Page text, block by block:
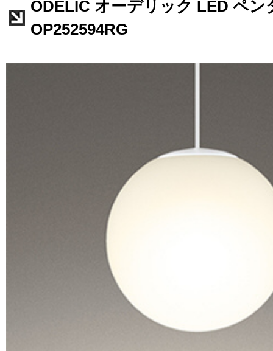
ODELIC オーデリック LED ペン
OP252594RG